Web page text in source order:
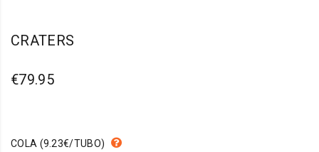
CRATERS
€79.95
COLA (9.23€/TUBO)